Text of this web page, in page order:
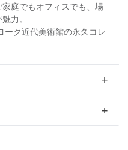
庭でもオフィスでも、場
力。
ーク近代美術館の永久コレ